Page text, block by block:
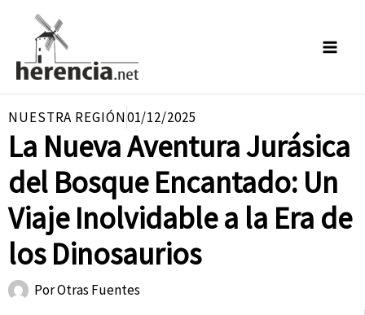
contenido
NUESTRA REGIÓN01/12/2025
La Nueva Aventura Jurásica
del Bosque Encantado: Un
Viaje Inolvidable a la Era de
los Dinosaurios
PorOtras Fuentes